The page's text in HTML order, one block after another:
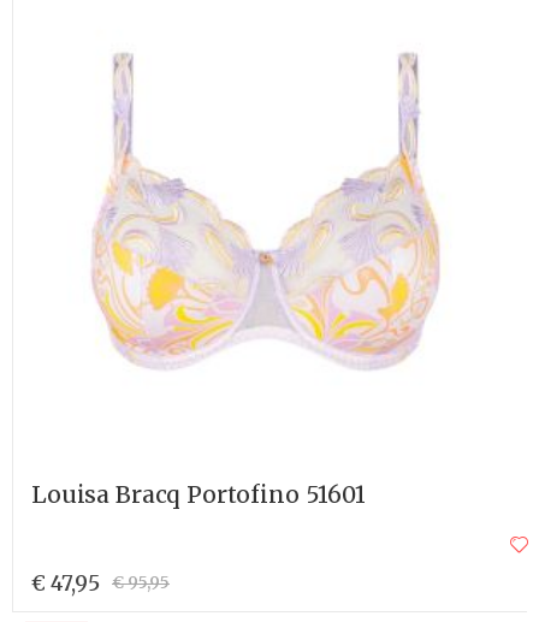
Louisa Bracq Portofino 51601
€ 47,95 € 95,95